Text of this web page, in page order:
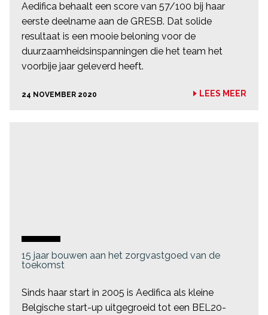
Aedifica behaalt een score van 57/100 bij haar
eerste deelname aan de GRESB. Dat solide
resultaat is een mooie beloning voor de
duurzaamheidsinspanningen die het team het
voorbije jaar geleverd heeft.
24 NOVEMBER 2020 LEES MEER
15 jaar bouwen aan het zorgvastgoed van de
toekomst
Sinds haar start in 2005 is Aedifica als kleine
Belgische start-up uitgegroeid tot een BEL20-